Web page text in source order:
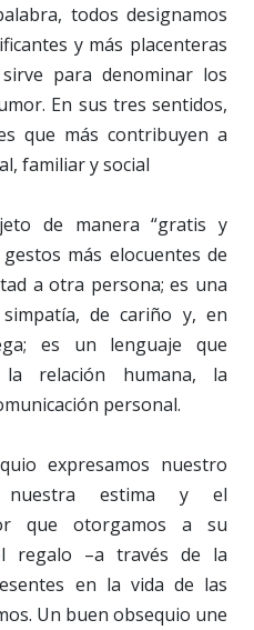
todos designamos
y más placenteras
para denominar los
En sus tres sentidos,
que más contribuyen a
familiar y social
de manera “gratis y
más elocuentes de
a otra persona; es una
de cariño y, en
es un lenguaje que
relación humana, la
personal.
expresamos nuestro
nuestra estima y el
que otorgamos a su
regalo –a través de la
en la vida de las
Un buen obsequio une